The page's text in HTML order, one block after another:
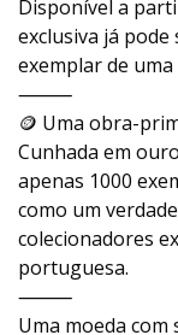
Disponível a
exclusiva já
exemplar de
⸻
🪙 Uma obra-
Cunhada em
apenas 1000
como um
colecionadores
portuguesa.
⸻
Uma moeda